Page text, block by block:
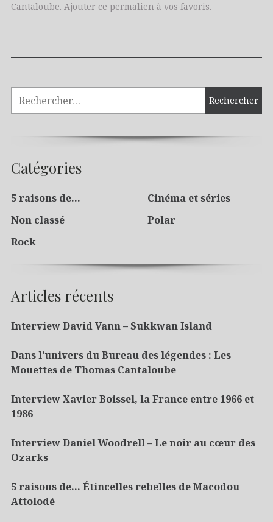
Cantaloube. Ajouter ce permalien à vos favoris.
Catégories
5 raisons de…
Cinéma et séries
Non classé
Polar
Rock
Articles récents
Interview David Vann – Sukkwan Island
Dans l’univers du Bureau des légendes : Les
Mouettes de Thomas Cantaloube
Interview Xavier Boissel, la France entre 1966 et
1986
Interview Daniel Woodrell – Le noir au cœur des
Ozarks
5 raisons de… Étincelles rebelles de Macodou
Attolodé